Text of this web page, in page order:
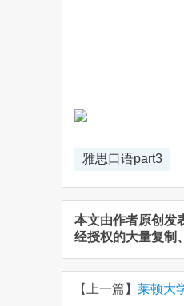
雅思口语part3
本文由作者原创发
经授权的大量复制
【上一篇】 莱顿大